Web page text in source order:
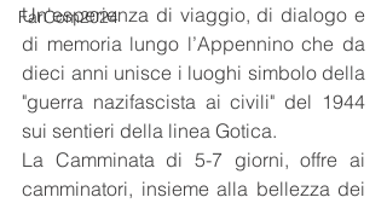
FarCom2024
Un'esperienza di viaggio, di dialogo e
di memoria lungo l’Appennino che da
dieci anni unisce i luoghi simbolo della
"guerra nazifascista ai civili" del 1944
sui sentieri della linea Gotica.
La Camminata di 5-7 giorni, offre ai
camminatori, insieme alla bellezza dei